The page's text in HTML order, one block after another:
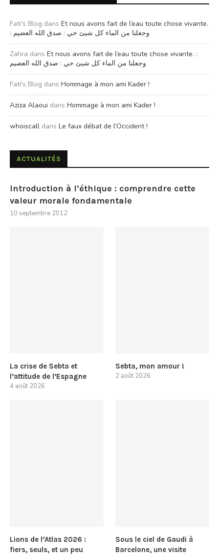
Fati's Blog dans Et nous avons fait de l’eau toute chose vivante.
: وجعلنا من الماء كل شيئ حي : صدق الله العضيم
Zahra dans Et nous avons fait de l’eau toute chose vivante. :
وجعلنا من الماء كل شيئ حي : صدق الله العضيم
Fati's Blog dans Hommage à mon ami Kader !
Aziza Alaoui dans Hommage à mon ami Kader !
whoiscall dans Le faux débat de l’Occident !
ACTUALITÉS
Introduction à l’éthique : comprendre cette
valeur morale fondamentale
10 septembre 2012
La crise de Sebta et
l’attitude de l’Espagne
4 août 2026
Sebta, mon amour !
2 août 2026
Lions de l’Atlas 2026 :
fiers, seuls, et un peu
Sous le ciel de Gaudi à
Barcelone, une visite